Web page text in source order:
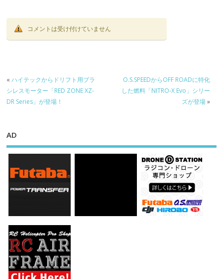
コメントは受け付けていません
«ハイテックからドリフト用ブラ
シレスモーター「RED ZONE XZ-
DR Series」が登場！
O.S.SPEEDからOFF ROADに特化
した燃料「NITRO-X Evo」シリー
ズが登場»
AD